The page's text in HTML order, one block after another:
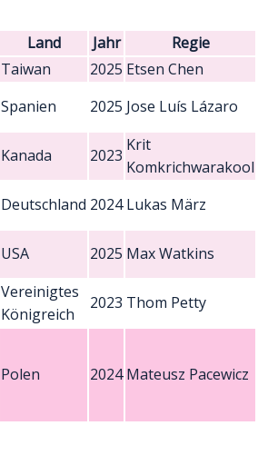
Land Jahr
Regie
Taiwan 2025 Etsen Chen
Spanien 2025 Jose Luís Lázaro
Kanada 2023
Krit
Komkrichwarakool
Deutschland 2024 Lukas März
USA 2025 Max Watkins
Vereinigtes
Königreich
2023 Thom Petty
Polen 2024 Mateusz Pacewicz